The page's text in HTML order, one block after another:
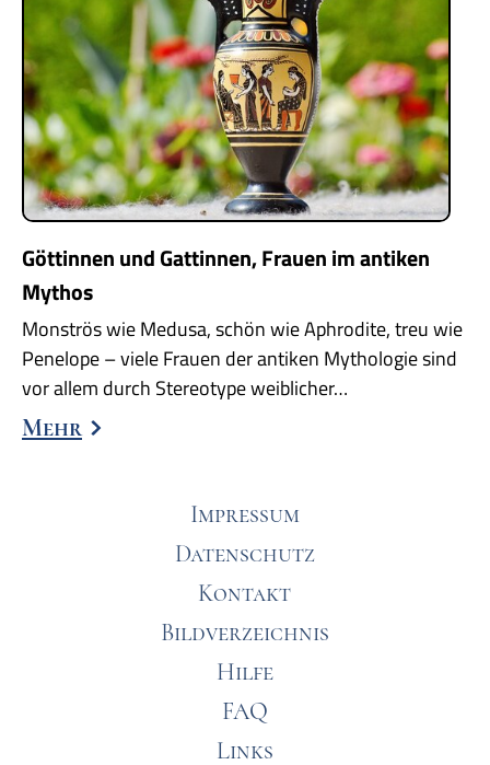
Göttinnen und Gattinnen, Frauen im antiken
Mythos
Monströs wie Medusa, schön wie Aphrodite, treu wie
Penelope – viele Frauen der antiken Mythologie sind
vor allem durch Stereotype weiblicher…
Mehr
Impressum
Datenschutz
Kontakt
Bildverzeichnis
Hilfe
FAQ
Links